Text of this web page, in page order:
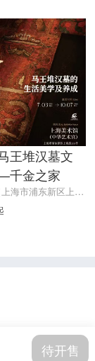
王堆汉墓文
金之家
中华艺术宫（上海市浦东新区上南路205号）
待开售